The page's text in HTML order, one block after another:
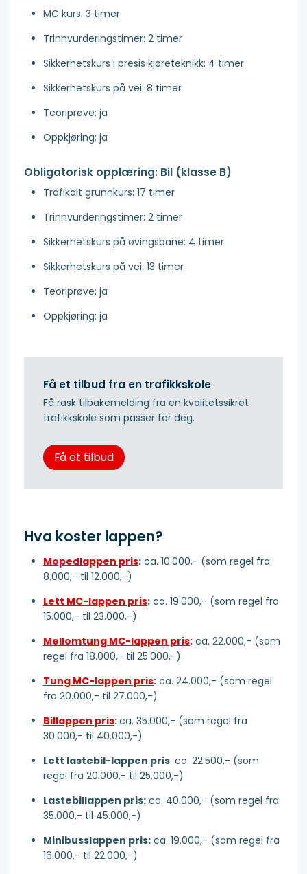
MC kurs: 3 timer
Trinnvurderingstimer: 2 timer
Sikkerhetskurs i presis kjøreteknikk: 4 timer
Sikkerhetskurs på vei: 8 timer
Teoriprøve: ja
Oppkjøring: ja
Obligatorisk opplæring: Bil (klasse B)
Trafikalt grunnkurs: 17 timer
Trinnvurderingstimer: 2 timer
Sikkerhetskurs på øvingsbane: 4 timer
Sikkerhetskurs på vei: 13 timer
Teoriprøve: ja
Oppkjøring: ja
Få et tilbud fra en trafikkskole
Få rask tilbakemelding fra en kvalitetssikret
trafikkskole som passer for deg.
Få et tilbud
Hva koster lappen?
Mopedlappen pris: ca. 10.000,- (som regel fra
8.000,- til 12.000,-)
Lett MC-lappen pris: ca. 19.000,- (som regel fra
15.000,- til 23.000,-)
Mellomtung MC-lappen pris: ca. 22.000,- (som
regel fra 18.000,- til 25.000,-)
Tung MC-lappen pris: ca. 24.000,- (som regel
fra 20.000,- til 27.000,-)
Billappen pris:ca. 35.000,- (som regel fra
30.000,- til 40.000,-)
Lett lastebil-lappen pris: ca. 22.500,- (som
regel fra 20.000,- til 25.000,-)
Lastebillappen pris: ca. 40.000,- (som regel fra
35.000,- til 45.000,-)
Minibusslappen pris: ca. 19.000,- (som regel fra
16.000,- til 22.000,-)